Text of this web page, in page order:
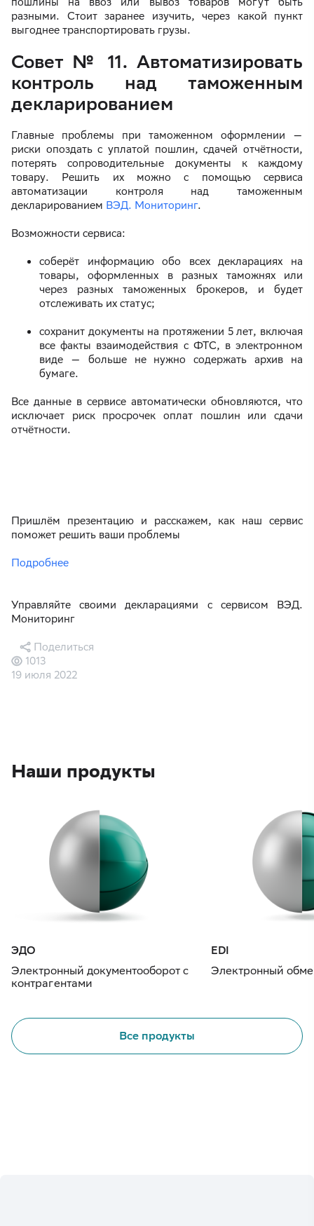
разными. Стоит заранее изучить, через какой пункт
выгоднее транспортировать грузы.
Совет № 11. Автоматизировать
контроль над таможенным
декларированием
Главные проблемы при таможенном оформлении —
риски опоздать с уплатой пошлин, сдачей отчётности,
потерять сопроводительные документы к каждому
товару. Решить их можно с помощью сервиса
автоматизации контроля над таможенным
декларированием ВЭД. Мониторинг.
Возможности сервиса:
соберёт информацию обо всех декларациях на
товары, оформленных в разных таможнях или
через разных таможенных брокеров, и будет
отслеживать их статус;
сохранит документы на протяжении 5 лет, включая
все факты взаимодействия с ФТС, в электронном
виде — больше не нужно содержать архив на
бумаге.
Все данные в сервисе автоматически обновляются, что
исключает риск просрочек оплат пошлин или сдачи
отчётности.
Пришлём презентацию и расскажем, как наш сервис
поможет решить ваши проблемы
Подробнее
Управляйте своими декларациями с сервисом ВЭД.
Мониторинг
19 июля 2022
1013
Поделиться
Наши продукты
ЭДО
Электронный документооборот с
контрагентами
EDI
Электронный
Все продукты